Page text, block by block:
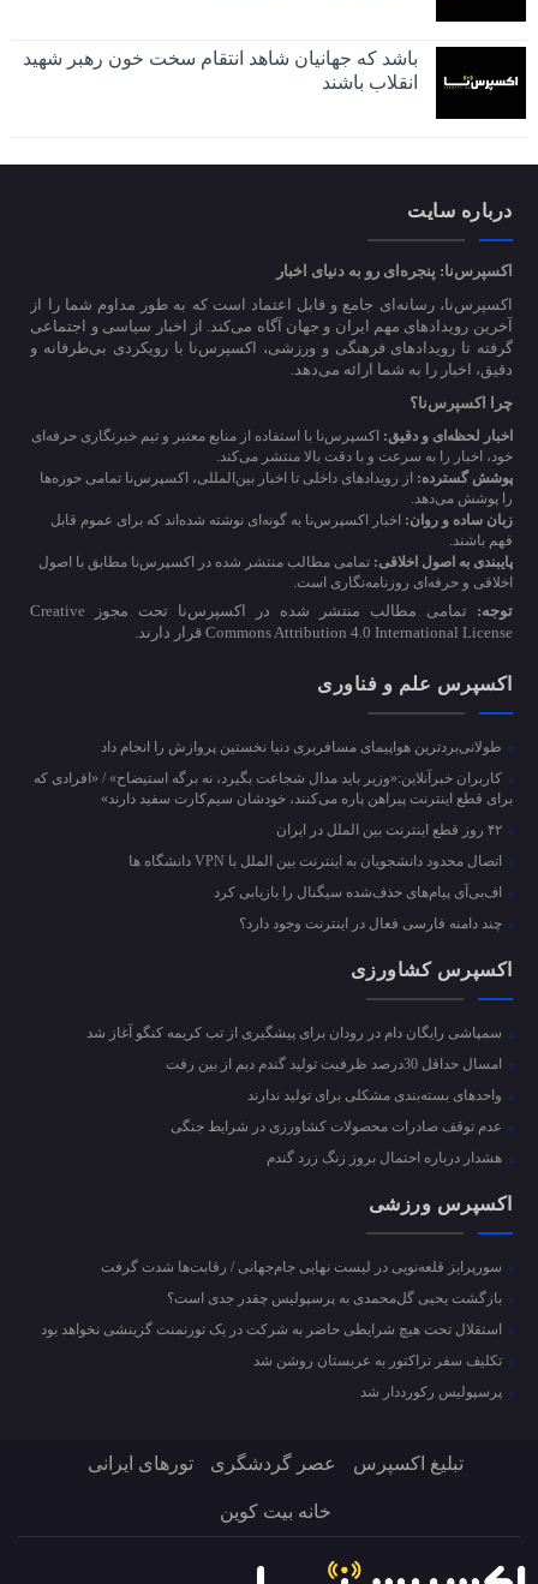
باشد که جهانیان شاهد انتقام سخت خون رهبر شهید
انقلاب باشند
درباره سایت
اکسپرس‌نا: پنجره‌ای رو به دنیای اخبار
اکسپرس‌نا، رسانه‌ای جامع و قابل اعتماد است که به طور مداوم شما را از
آخرین رویدادهای مهم ایران و جهان آگاه می‌کند. از اخبار سیاسی و اجتماعی
گرفته تا رویدادهای فرهنگی و ورزشی، اکسپرس‌نا با رویکردی بی‌طرفانه و
دقیق، اخبار را به شما ارائه می‌دهد.
چرا اکسپرس‌نا؟
اخبار لحظه‌ای و دقیق: اکسپرس‌نا با استفاده از منابع معتبر و تیم خبرنگاری حرفه‌ای
خود، اخبار را به سرعت و با دقت بالا منتشر می‌کند.
پوشش گسترده: از رویدادهای داخلی تا اخبار بین‌المللی، اکسپرس‌نا تمامی حوزه‌ها
را پوشش می‌دهد.
زبان ساده و روان: اخبار اکسپرس‌نا به گونه‌ای نوشته شده‌اند که برای عموم قابل
فهم باشند.
پایبندی به اصول اخلاقی: تمامی مطالب منتشر شده در اکسپرس‌نا مطابق با اصول
اخلاقی و حرفه‌ای روزنامه‌نگاری است.
توجه:
تمامی مطالب منتشر شده در اکسپرس‌نا تحت مجوز Creative
Commons Attribution 4.0 International License قرار دارند.
اکسپرس علم و فناوری
طولانی‌بردترین هواپیمای مسافربری دنیا نخستین پروازش را انجام داد
کاربران خبرآنلاین:«وزیر باید مدال شجاعت بگیرد، نه برگه استیضاح» / «افرادی که
برای قطع اینترنت پیراهن پاره می‌کنند، خودشان سیم‌کارت سفید دارند»
۴۲ روز قطع اینترنت بین الملل در ایران
اتصال محدود دانشجویان به اینترنت بین الملل با VPN دانشگاه ها
اف‌بی‌آی پیام‌های حذف‌شده سیگنال را بازیابی کرد
چند دامنه فارسی فعال در اینترنت وجود دارد؟
اکسپرس کشاورزی
سمپاشی رایگان دام در رودان برای پیشگیری از تب کریمه کنگو آغاز شد
امسال حداقل 30درصد ظرفیت تولید گندم دیم از بین رفت
واحد‌های بسته‌بندی مشکلی برای تولید ندارند
عدم توقف صادرات محصولات کشاورزی در شرایط جنگی
هشدار درباره احتمال بروز زنگ زرد گندم
اکسپرس ورزشی
سورپرایز قلعه‌نویی در لیست نهایی جام‌جهانی / رقابت‌ها شدت گرفت
بازگشت یحیی گل‌محمدی به پرسپولیس چقدر جدی است؟
استقلال تحت هیچ شرایطی حاضر به شرکت در یک تورنمنت گزینشی نخواهد بود
تکلیف سفر تراکتور به عربستان روشن شد
پرسپولیس رکورددار شد
تبلیغ اکسپرس عصر گردشگری تورهای ایرانی
خانه بیت کوین